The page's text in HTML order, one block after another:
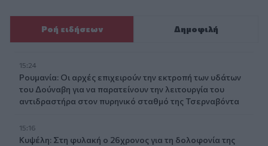
Ροή ειδήσεων Δημοφιλή
15:24
Ρουμανία: Οι αρχές επιχειρούν την εκτροπή των υδάτων
του Δούναβη για να παρατείνουν την λειτουργία του
αντιδραστήρα στον πυρηνικό σταθμό της Τσερναβόντα
15:16
Κυψέλη: Στη φυλακή ο 26χρονος για τη δολοφονία της